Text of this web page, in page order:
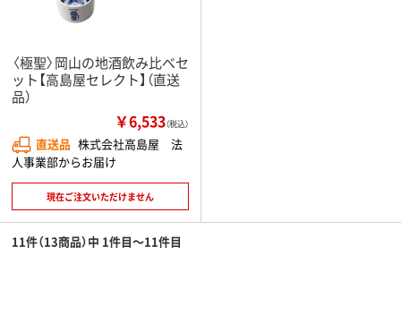
〈極聖〉岡山の地酒飲み比べセ
ット【高島屋セレクト】（直送
品）
￥6,533（税込）
直送品 株式会社高島屋 法
人事業部からお届け
現在ご注文いただけません
11件（13商品）中 1件目～11件目